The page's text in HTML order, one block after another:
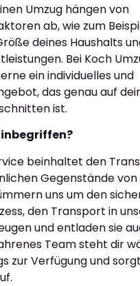
Umzug hängen von
ab, wie zum
deines Haushalts
Bei Koch
ein individuelles und
das genau auf
ist.
inbegriffen?
beinhaltet den
Gegenstände
uns um den
den Transport in
und entladen sie
Team steht dir
zur Verfügung und